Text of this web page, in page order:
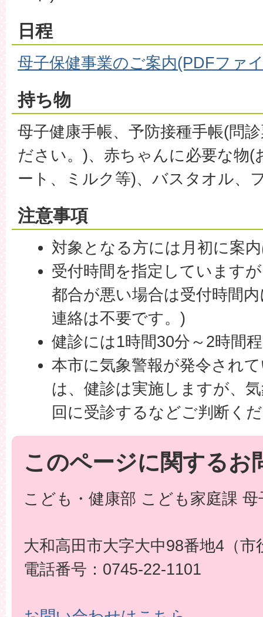
日程
母子保健事業のご案内(PDFファ
持ち物
母子健康手帳、予防接種手帳(問
ださい。)、赤ちゃんに必要な物
ート、ミルク等)、バスタオル、
注意事項
対象となる方には月初に案
受付時間を指定しています
都合が悪い場合は受付時間
連絡は不要です。)
健診には1時間30分～2時間
本市に気象警報が発令され
は、健診は実施しますが、
回に受診するなどご判断く
このページに関するお
こども・健康部 こども家庭課 母
大和高田市大字大中98番地4（市
電話番号：0745-22-1101